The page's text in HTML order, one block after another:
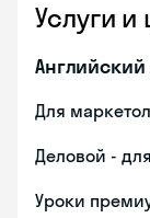
Услуги и
Для
Деловой -
Уроки